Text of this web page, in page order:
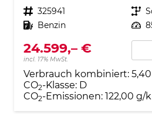
Fahrzeugnr. 325941 Getriebe
Kraftstoff Benzin Leistung
24.599,– €
incl. 17% MwSt.
Verbrauch kombiniert:
CO2-Klasse: D
CO2-Emissionen: 122,00 g/